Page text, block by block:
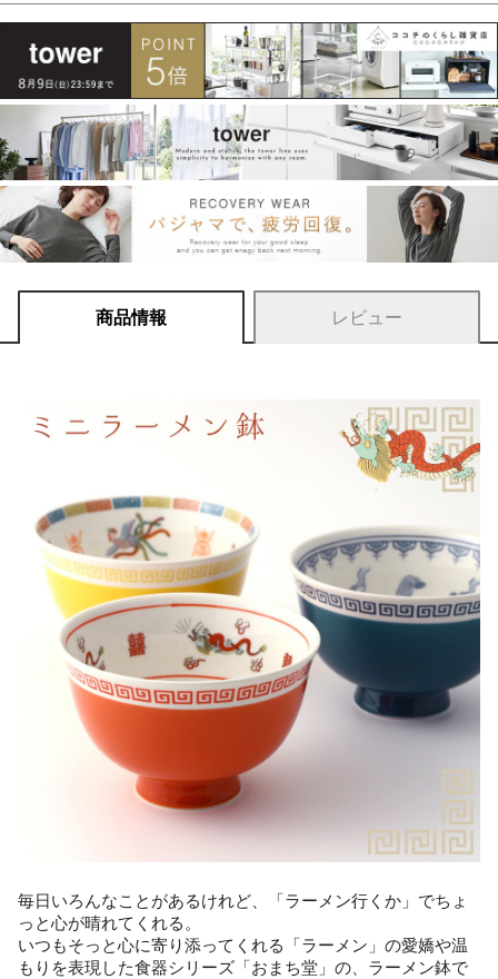
商品情報 レビュー
毎日いろんなことがあるけれど、「ラーメン行くか」でちょ
っと心が晴れてくれる。
いつもそっと心に寄り添ってくれる「ラーメン」の愛嬌や温
もりを表現した食器シリーズ「おまち堂」の、ラーメン鉢で